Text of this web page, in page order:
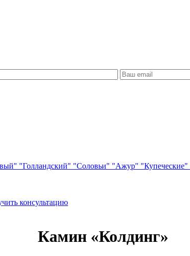
"Голландский" "Соловьи" "Ажур" "Купеческие"
консультацию
Камин «Колдинг»